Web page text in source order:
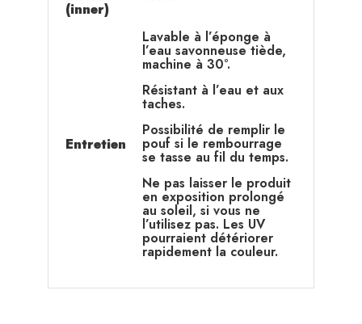
(inner)
Entretien
Lavable à l’éponge à
l’eau savonneuse tiède,
machine à 30°.
Résistant à l’eau et aux
taches.
Possibilité de remplir le
pouf si le rembourrage
se tasse au fil du temps.
Ne pas laisser le produit
en exposition prolongé
au soleil, si vous ne
l’utilisez pas. Les UV
pourraient détériorer
rapidement la couleur.